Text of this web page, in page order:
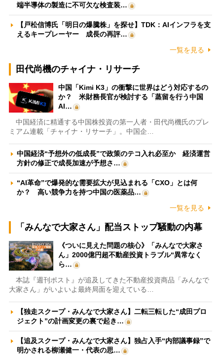
端半導体の製造に不可欠な検査装…
【戸松信博氏「明日の爆騰株」を探せ】TDK：AIインフラを支
えるキープレーヤー 成長の再評…
一覧を見る
田代尚機のチャイナ・リサーチ
中国「Kimi K3」の衝撃に世界はどう対応するの
か？ 米財務長官が検討する「蒸留を行う中国
AI…
中国経済に精通する中国株投資の第一人者・田代尚機氏のプレ
ミアム連載「チャイナ・リサーチ」。中国企…
中国経済“予想外の低成長”で政策のテコ入れ必至か 経済運営
方針の修正で成長加速が予想さ…
“AI革命”で爆発的な需要拡大が見込まれる「CXO」とは何
か？ 高い競争力を持つ中国の医薬品…
一覧を見る
「みんなで大家さん」配当ストップ騒動の内幕
《ついに見えた問題の核心》「みんなで大家さ
ん」2000億円超不動産投資トラブル“異常なく
ら…
本誌『週刊ポスト』が追及してきた不動産投資商品「みんなで
大家さん」がいよいよ最終局面を迎えている…
【独走スクープ・みんなで大家さん】二転三転した“成田プロ
ジェクト”の計画変更の裏で起き…
【追及スクープ・みんなで大家さん】独占入手“内部議事録”で
明かされる柳瀬健一・代表の思…